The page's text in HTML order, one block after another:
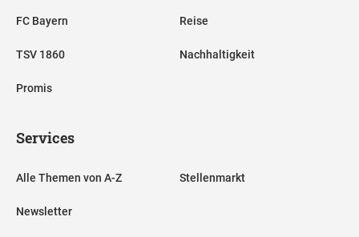
FC Bayern
TSV 1860
Promis
Reise
Nachhaltigkeit
Services
Alle Themen von A-Z
Newsletter
Stellenmarkt